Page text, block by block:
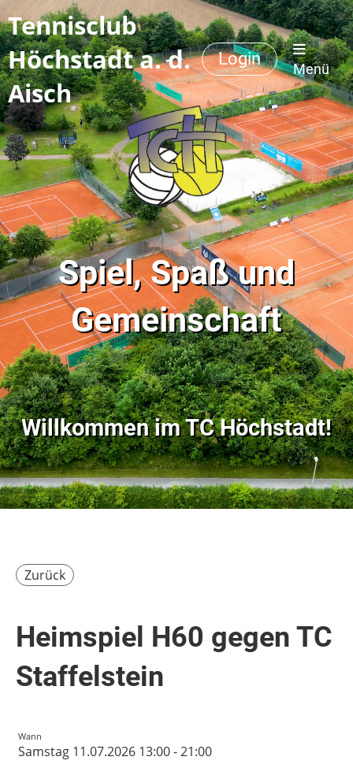
Tennisclub
Höchstadt a. d.
Aisch
Login
Menü
Spiel, Spaß und
Gemeinschaft
Willkommen imTC Höchstadt!
Zurück
Heimspiel H60 gegen TC
Staffelstein
Wann
Samstag 11.07.2026 13:00 - 21:00